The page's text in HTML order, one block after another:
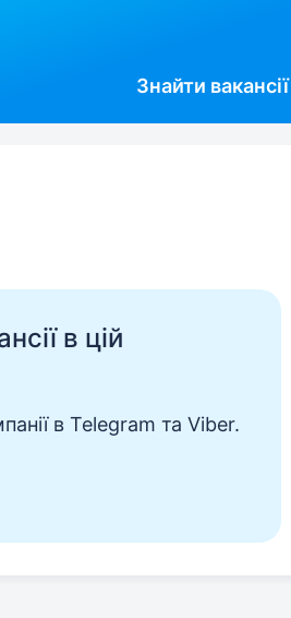
Знайти вакансії
в цій
в Telegram та Viber.